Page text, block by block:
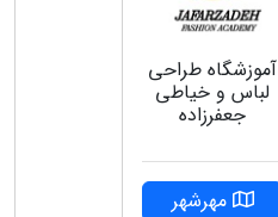
آموزشگاه طراحی
لباس و خیاطی
جعفرزاده
مهرشهر